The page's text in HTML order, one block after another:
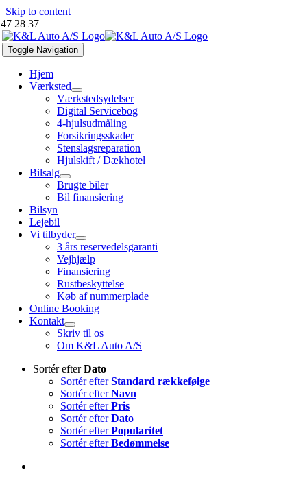
Skip to content
28 37
Toggle Navigation
Hjem
Værksted
Værkstedsydelser
Digital Servicebog
4-hjulsudmåling
Forsikringsskader
Stenslagsreparation
Hjulskift / Dækhotel
Bilsalg
Brugte biler
Bil finansiering
Bilsyn
Lejebil
Vi tilbyder
3 års reservedelsgaranti
Vejhjælp
Finansiering
Rustbeskyttelse
Køb af nummerplade
Online Booking
Kontakt
Skriv til os
Om K&L Auto A/S
Sortér efterDato
Sortér efterStandard rækkefølge
Sortér efterNavn
Sortér efterPris
Sortér efterDato
Sortér efterPopularitet
Sortér efterBedømmelse